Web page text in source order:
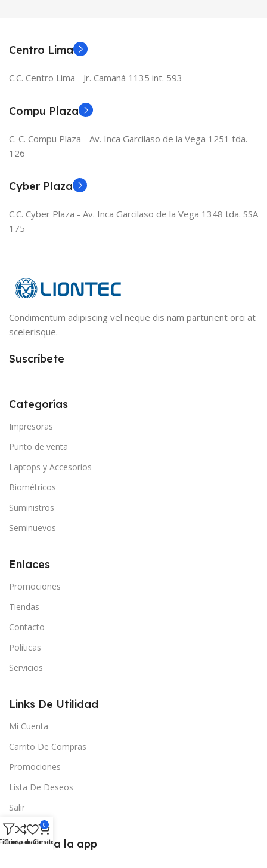
Centro Lima
C.C. Centro Lima - Jr. Camaná 1135 int. 593
Compu Plaza
C. C. Compu Plaza - Av. Inca Garcilaso de la Vega 1251 tda.
126
Cyber Plaza
C.C. Cyber Plaza - Av. Inca Garcilaso de la Vega 1348 tda. SSA
175
Condimentum adipiscing vel neque dis nam parturient orci at
scelerisque.
Suscríbete
Categorías
Impresoras
Punto de venta
Laptops y Accesorios
Biométricos
Suministros
Seminuevos
Enlaces
Promociones
Tiendas
Contacto
Políticas
Servicios
Links De Utilidad
Mi Cuenta
Carrito De Compras
Promociones
Lista De Deseos
Salir
Descarga la app
Comparar
Lista de deseos
0
Carrito